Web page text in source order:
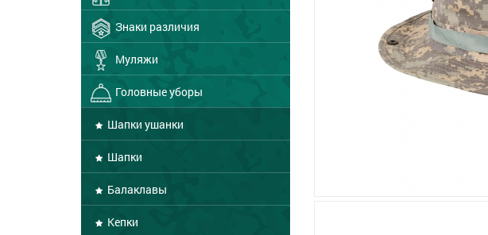
Знаки различия
Муляжи
Головные уборы
Шапки ушанки
Шапки
Балаклавы
Кепки